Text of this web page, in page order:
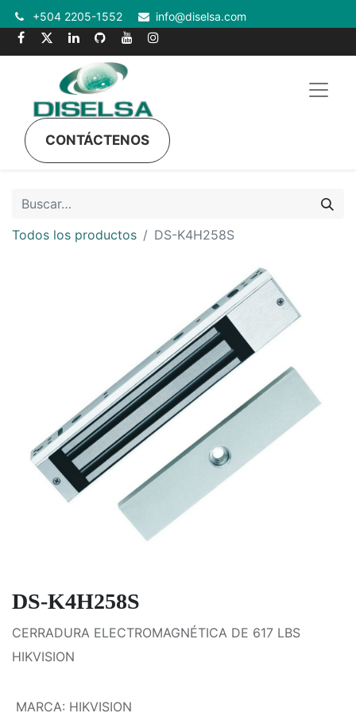
+504 2205-1552 info@diselsa.com
CONTÁCTENOS
Todos los productos DS-K4H258S
DS-K4H258S
CERRADURA ELECTROMAGNÉTICA DE 617 LBS
HIKVISION
MARCA: HIKVISION